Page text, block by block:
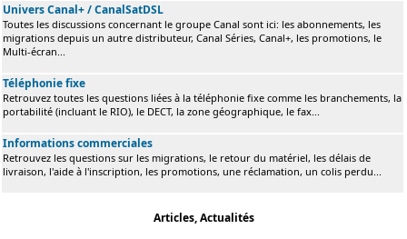
Univers Canal+ / CanalSatDSL
Toutes les discussions concernant le groupe Canal sont ici: les abonnements, les
migrations depuis un autre distributeur, Canal Séries, Canal+, les promotions, le
Multi-écran...
Téléphonie fixe
Retrouvez toutes les questions liées à la téléphonie fixe comme les branchements, la
portabilité (incluant le RIO), le DECT, la zone géographique, le fax...
Informations commerciales
Retrouvez les questions sur les migrations, le retour du matériel, les délais de
livraison, l'aide à l'inscription, les promotions, une réclamation, un colis perdu...
Articles, Actualités